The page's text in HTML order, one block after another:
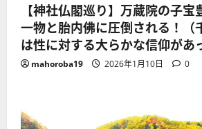
【神社仏閣巡り】万蔵院の子
一物と胎内佛に圧倒される！（
は性に対する大らかな信仰があ
mahoroba19 2026年1月10日 0